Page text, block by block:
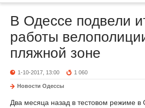
В Одессе подвели
работы
пляжной зоне
1-10-2017, 13:00 1 060
Новости Одессы
Два месяца назад в тестовом режиме